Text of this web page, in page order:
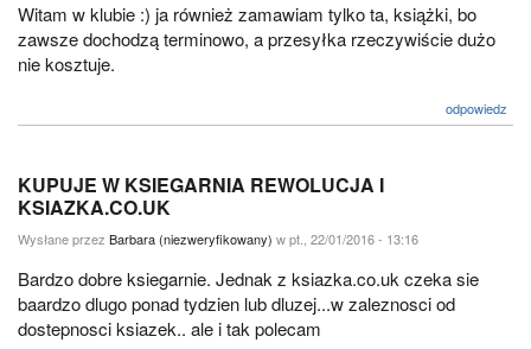
Witam w klubie :) ja również zamawiam tylko ta, książki, bo
zawsze dochodzą terminowo, a przesyłka rzeczywiście dużo
nie kosztuje.
odpowiedz
KUPUJE W KSIEGARNIA REWOLUCJA I
KSIAZKA.CO.UK
Wysłane przez Barbara (niezweryfikowany) w pt., 22/01/2016 - 13:16
Bardzo dobre ksiegarnie. Jednak z ksiazka.co.uk czeka sie
baardzo dlugo ponad tydzien lub dluzej...w zaleznosci od
dostepnosci ksiazek.. ale i tak polecam